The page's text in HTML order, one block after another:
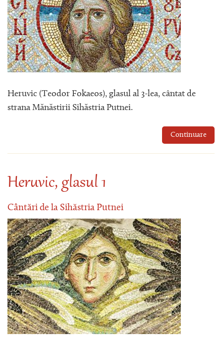
Heruvic (Teodor Fokaeos), glasul al 3-lea, cântat de
strana Mănăstirii Sihăstria Putnei.
Continuare
Heruvic, glasul 1
Cântări de la Sihăstria Putnei